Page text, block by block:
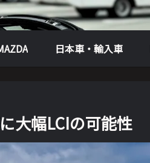
日本車・輸入車
大幅LCIの可能性